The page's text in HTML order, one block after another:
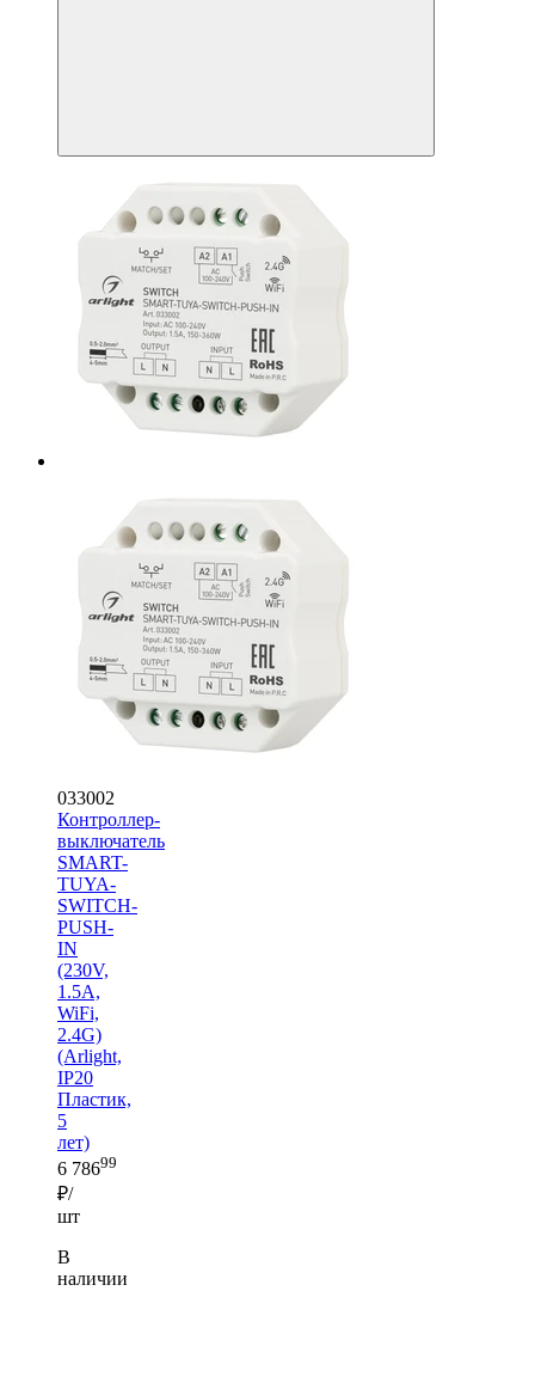
033002
Контроллер-
выключатель
SMART-
TUYA-
SWITCH-
PUSH-
IN
(230V,
1.5A,
WiFi,
2.4G)
(Arlight,
IP20
Пластик,
5
лет)
6 78699
₽/
шт
В
наличии